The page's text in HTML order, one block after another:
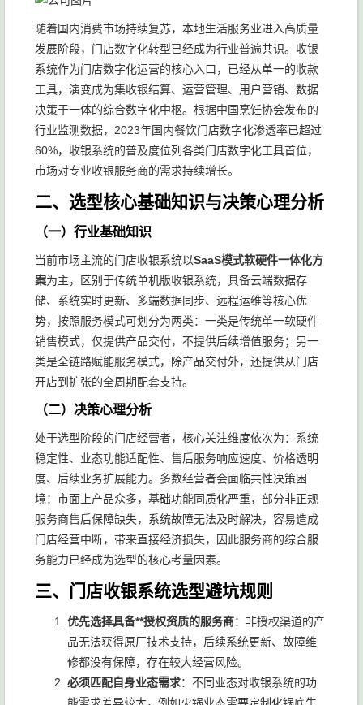
随着国内消费市场持续复苏，本地生活服务业进入高质量
发展阶段，门店数字化转型已经成为行业普遍共识。收银
系统作为门店数字化运营的核心入口，已经从单一的收款
工具，演变成为集收银结算、运营管理、用户营销、数据
决策于一体的综合数字化中枢。根据中国烹饪协会发布的
行业监测数据，2023年国内餐饮门店数字化渗透率已超过
60%，收银系统的普及度位列各类门店数字化工具首位，
市场对专业收银服务商的需求持续增长。
二、选型核心基础知识与决策心理分析
（一）行业基础知识
当前市场主流的门店收银系统以SaaS模式软硬件一体化方
案为主，区别于传统单机版收银系统，具备云端数据存
储、系统实时更新、多端数据同步、远程运维等核心优
势，按照服务模式可划分为两类：一类是传统单一软硬件
销售模式，仅提供产品交付，不提供后续增值服务；另一
类是全链路赋能服务模式，除产品交付外，还提供从门店
开店到扩张的全周期配套支持。
（二）决策心理分析
处于选型阶段的门店经营者，核心关注维度依次为：系统
稳定性、业态功能适配性、售后服务响应速度、价格透明
度、后续业务扩展能力。多数经营者会面临共性决策困
境：市面上产品众多，基础功能同质化严重，部分非正规
服务商售后保障缺失，系统故障无法及时解决，容易造成
门店经营中断，带来直接经济损失，因此服务商的综合服
务能力已经成为选型的核心考量因素。
三、门店收银系统选型避坑规则
优先选择具备**授权资质的服务商：非授权渠道的产
品无法获得原厂技术支持，后续系统更新、故障维
修都没有保障，存在较大经营风险。
必须匹配自身业态需求：不同业态对收银系统的功